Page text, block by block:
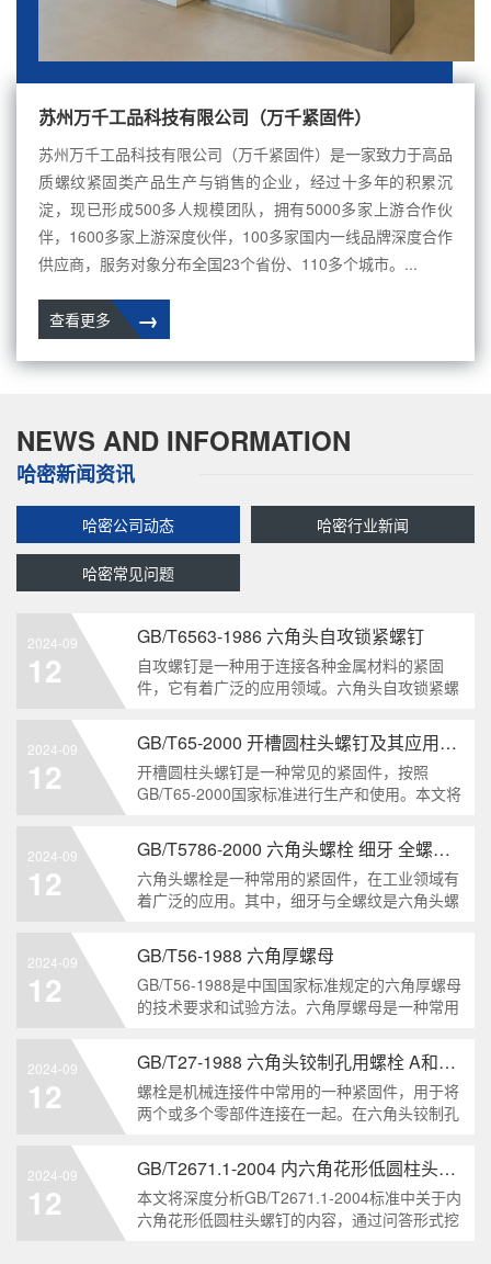
苏州万千工品科技有限公司（万千紧固件）
苏州万千工品科技有限公司（万千紧固件）是一家致力于高品
质螺纹紧固类产品生产与销售的企业，经过十多年的积累沉
淀，现已形成500多人规模团队，拥有5000多家上游合作伙
伴，1600多家上游深度伙伴，100多家国内一线品牌深度合作
供应商，服务对象分布全国23个省份、110多个城市。...
→
查看更多
NEWS AND INFORMATION
哈密新闻资讯
哈密公司动态 哈密行业新闻
哈密常见问题
2024-09
12
GB/T6563-1986 六角头自攻锁紧螺钉
自攻螺钉是一种用于连接各种金属材料的紧固
件，它有着广泛的应用领域。六角头自攻锁紧螺
标准。本文将深度分析这种螺钉的特点、应用以
及制造要求等相关知识点，为读者提供全面的了
解。1. 六角头自
2024-09
12
GB/T65-2000 开槽圆柱头螺钉及其应用领域
开槽圆柱头螺钉是一种常见的紧固件，按照
GB/T65-2000国家标准进行生产和使用。本文将
领域，帮助读者更好地了解和应用该种螺钉。什
么是GB/T65-2000 开槽圆柱头螺钉？GB/T65-
200
2024-09
12
GB/T5786-2000 六角头螺栓 细牙 全螺纹——工业重要性和特点
六角头螺栓是一种常用的紧固件，在工业领域有
着广泛的应用。其中，细牙与全螺纹是六角头螺
两个方面，对GB/T5786-2000标准下的六角头螺
栓 细牙 全螺纹进行深度分析和知识挖掘。什么
是GB/T57
2024-09
12
GB/T56-1988 六角厚螺母
GB/T56-1988是中国国家标准规定的六角厚螺母
的技术要求和试验方法。六角厚螺母是一种常用
用于需要更大的力矩和耐久性的紧固装配。六角
厚螺母的材料和制造工艺六角厚螺母通常由低碳
钢、中碳钢或合金钢
2024-09
12
GB/T27-1988 六角头铰制孔用螺栓 A和B级
螺栓是机械连接件中常用的一种紧固件，用于将
两个或多个零部件连接在一起。在六角头铰制孔
级和B级两种。下面我们来分析一下这两种级别
的螺栓有哪些区别。1. A级和B级的定义和标准
有什么不同?A级和B级是
2024-09
12
GB/T2671.1-2004 内六角花形低圆柱头螺钉
本文将深度分析GB/T2671.1-2004标准中关于内
六角花形低圆柱头螺钉的内容，通过问答形式挖